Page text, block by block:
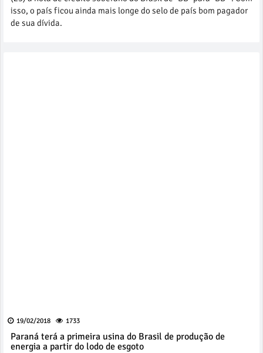
isso, o país ficou ainda mais longe do selo de país bom pagador
de sua dívida.
19/02/2018 1733
Paraná terá a primeira usina do Brasil de produção de
energia a partir do lodo de esgoto